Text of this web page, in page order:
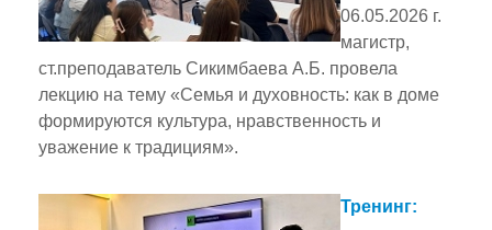
06.05.2026 г.
магистр,
ст.преподаватель Сикимбаева А.Б. провела
лекцию на тему «Семья и духовность: как в доме
формируются культура, нравственность и
уважение к традициям».
Тренинг: